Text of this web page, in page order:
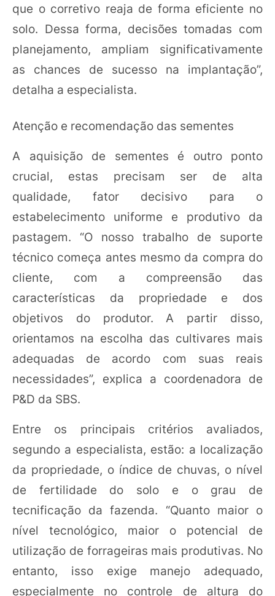
que o corretivo reaja de forma eficiente no
solo. Dessa forma, decisões tomadas com
planejamento, ampliam significativamente
as chances de sucesso na implantação”,
detalha a especialista.
Atenção e recomendação das sementes
A aquisição de sementes é outro ponto
crucial, estas precisam ser de alta
qualidade, fator decisivo para o
estabelecimento uniforme e produtivo da
pastagem. “O nosso trabalho de suporte
técnico começa antes mesmo da compra do
cliente, com a compreensão das
características da propriedade e dos
objetivos do produtor. A partir disso,
orientamos na escolha das cultivares mais
adequadas de acordo com suas reais
necessidades”, explica a coordenadora de
P&D da SBS.
Entre os principais critérios avaliados,
segundo a especialista, estão: a localização
da propriedade, o índice de chuvas, o nível
de fertilidade do solo e o grau de
tecnificação da fazenda. “Quanto maior o
nível tecnológico, maior o potencial de
utilização de forrageiras mais produtivas. No
entanto, isso exige manejo adequado,
especialmente no controle de altura do